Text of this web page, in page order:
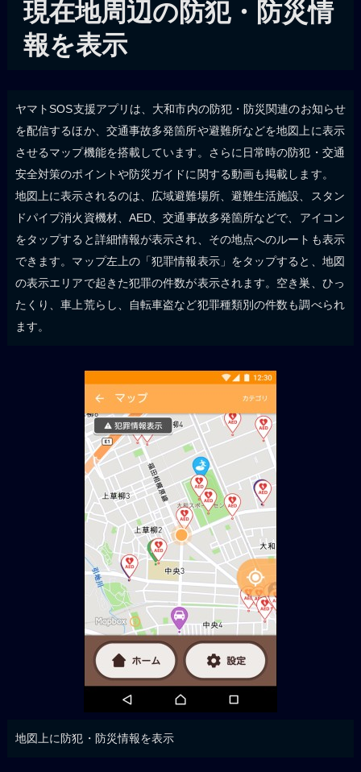
現在地周辺の防犯・防災情
報を表示
ヤマトSOS支援アプリは、大和市内の防犯・防災関連のお知らせ
を配信するほか、交通事故多発箇所や避難所などを地図上に表示
させるマップ機能を搭載しています。さらに日常時の防犯・交通
安全対策のポイントや防災ガイドに関する動画も掲載します。
地図上に表示されるのは、広域避難場所、避難生活施設、スタン
ドパイプ消火資機材、AED、交通事故多発箇所などで、アイコン
をタップすると詳細情報が表示され、その地点へのルートも表示
できます。マップ左上の「犯罪情報表示」をタップすると、地図
の表示エリアで起きた犯罪の件数が表示されます。空き巣、ひっ
たくり、車上荒らし、自転車盗など犯罪種類別の件数も調べられ
ます。
地図上に防犯・防災情報を表示